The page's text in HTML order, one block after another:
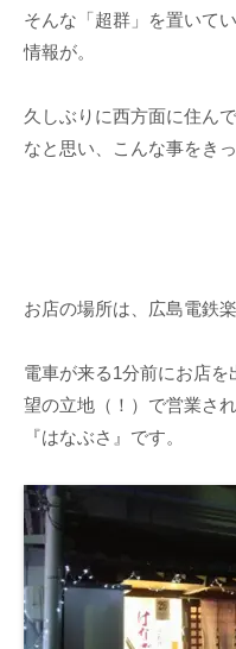
そんな「超群」を置いて
情報が。
久しぶりに西方面に住ん
なと思い、こんな事をき
お店の場所は、広島電鉄
電車が来る1分前にお店
望の立地（！）で営業さ
『はなぶさ』です。